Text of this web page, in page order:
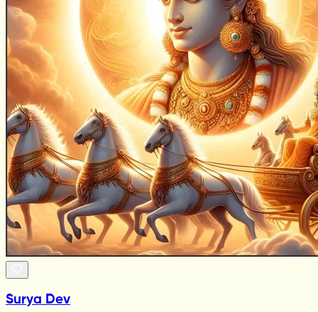
Surya Dev